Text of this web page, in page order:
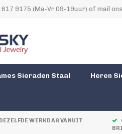
9175 (Ma-Vr 09-19uur) of mail
Sieraden Staal Heren
WERKDAG VANUIT